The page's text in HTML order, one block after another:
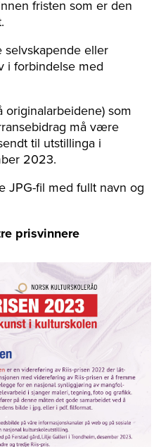
fristen som er den
eller
i forbindelse med
originalarbeidene) som
må være
til utstillinga i
2023.
JPG-fil med fullt navn og
prisvinnere